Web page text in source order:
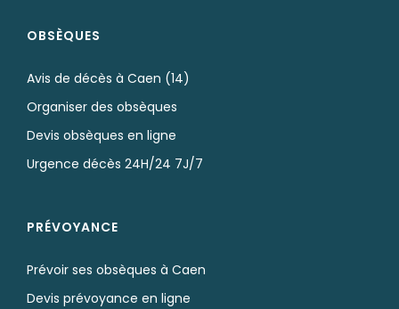
OBSÈQUES
Avis de décès à Caen (14)
Organiser des obsèques
Devis obsèques en ligne
Urgence décès 24H/24 7J/7
PRÉVOYANCE
Prévoir ses obsèques à Caen
Devis prévoyance en ligne